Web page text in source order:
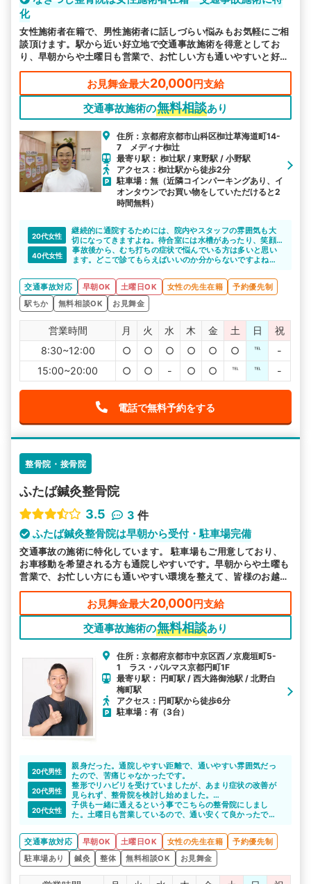
化
女性施術者在籍で、男性施術者に話しづらい悩みもお気軽にご相
談頂けます。駅から近い好立地で交通事故施術を得意としてお
り、早朝からや土曜日も営業で、お忙しい方も通いやすいと好評
です。
お見舞金最大20,000円支給
交通事故施術の無料相談あり
住所：京都府京都市山科区椥辻草海道町14-
7 メディナ椥辻
最寄り駅： 椥辻駅 / 東野駅 / 小野駅
アクセス：椥辻駅から徒歩2分
駐車場：無（近隣コインパーキングあり、イ
オンタウンでお買い物をしていただけると2
時間無料）
20代女性
継続的に通院するためには、院内やスタッフの雰囲気も大
切になってきますよね。待合室には水槽があったり、笑顔
の絶えないスタッフが迎えてくれるのでリラックスして施
術を受けられると思います。
40代女性
事故後から、むち打ちの症状で悩んでいる方は多いと思い
ます。どこで診てもらえばいいのか分からないですよね。
ので安心して通院できると思います。椥辻駅から徒歩1分な
ので楽に通えますね。
交通事故対応 早朝OK 土曜日OK 女性の先生在籍
予約優先制
駅ちか
無料相談OK お見舞金
営業時間 月 火 水 木 金 土 日
祝
8:30~12:00
○ ○ ○ ○ ○ ○ ℡
-
15:00~20:00
○ ○ - ○ ○ ℡ ℡ -
電話で無料予約をする
整骨院・接骨院
ふたば鍼灸整骨院
3.5
3 件
ふたば鍼灸整骨院は早朝から受付・駐車場完備
交通事故の施術に特化しています。 駐車場もご用意しており、
お車移動を希望される方も通院しやすいです。早朝からや土曜も
営業で、お忙しい方にも通いやすい環境を整えて、皆様のお越し
をお待ちしております。
お見舞金最大20,000円支給
交通事故施術の無料相談あり
住所：京都府京都市中京区西ノ京鹿垣町5-
1 ラス・パルマス京都円町1F
最寄り駅： 円町駅 / 西大路御池駅 / 北野白
梅町駅
アクセス：円町駅から徒歩6分
駐車場：有（3台）
20代男性
親身だった。通院しやすい距離で、通いやすい雰囲気だっ
たので、苦痛じゃなかったです。
20代男性
整形でリハビリを受けていましたが、あまり症状の改善が
見られず、整骨院を検討し始めました。
こちらのサイトで紹介いただいて、交通事故への理解もあ
る先生で、色々相談することができて助かりました。お世
20代女性
子供も一緒に通えるという事でこちらの整骨院にしまし
た。土曜日も営業しているので、通い安くて良かったで
後遺症とかも怖いので、きちんと通院できて良かったで
す。
交通事故対応 早朝OK 土曜日OK 女性の先生在籍
予約優先制
駐車場あり
鍼灸 整体 無料相談OK お見舞金